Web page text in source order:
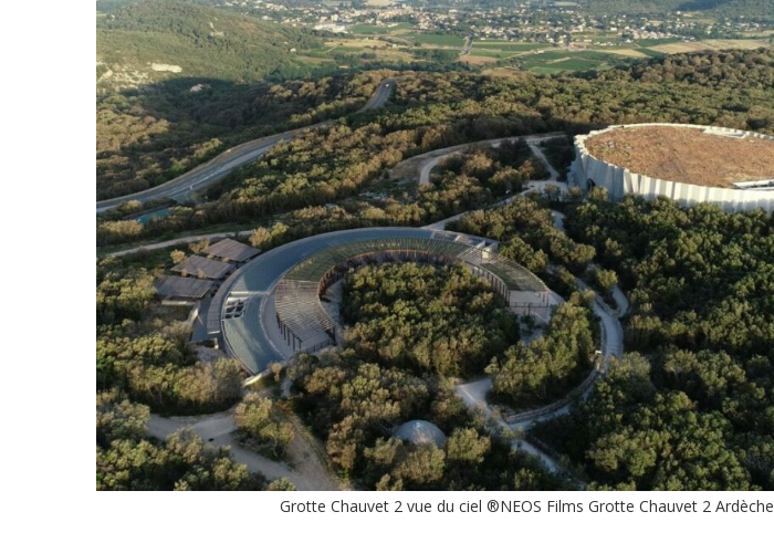
Grotte Chauvet 2 vue du ciel ®NEOS Films Grotte Chauvet 2 Ardèche